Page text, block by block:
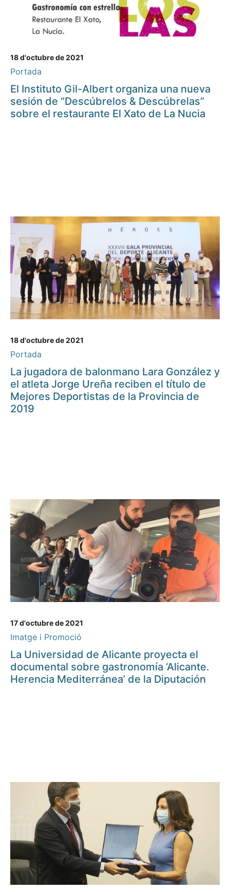
18 d'octubre de 2021
Portada
El Instituto Gil-Albert organiza una nueva
sesión de “Descúbrelos & Descúbrelas”
sobre el restaurante El Xato de La Nucia
18 d'octubre de 2021
Portada
La jugadora de balonmano Lara González y
el atleta Jorge Ureña reciben el título de
Mejores Deportistas de la Provincia de
2019
17 d'octubre de 2021
Imatge i Promoció
La Universidad de Alicante proyecta el
documental sobre gastronomía ‘Alicante.
Herencia Mediterránea’ de la Diputación